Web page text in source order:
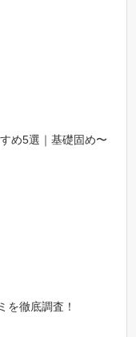
め5選｜基礎固め〜
を徹底調査！